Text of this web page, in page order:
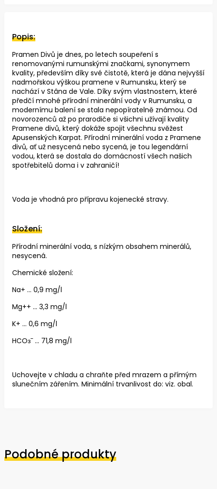
Popis:
Pramen Divů je dnes, po letech soupeření s
renomovanými rumunskými značkami, synonymem
kvality, především díky své čistotě, která je dána nejvyšší
nadmořskou výškou pramene v Rumunsku, který se
nachází v Stâna de Vale. Díky svým vlastnostem, které
předčí mnohé přírodní minerální vody v Rumunsku, a
modernímu balení se stala nepopíratelně známou. Od
novorozenců až po prarodiče si všichni užívají kvality
Pramene divů, který dokáže spojit všechnu svěžest
Apusenských Karpat. Přírodní minerální voda z Pramene
divů, ať už nesycená nebo sycená, je tou legendární
vodou, která se dostala do domácností všech našich
spotřebitelů doma i v zahraničí!
Voda je vhodná pro přípravu kojenecké stravy.
Složení:
Přírodní minerální voda, s nízkým obsahem minerálů,
nesycená.
Chemické složení:
Na+ ... 0,9 mg/l
Mg++ ... 3,3 mg/l
K+ ... 0,6 mg/l
HCOзˉ ... 71,8 mg/l
Uchovejte v chladu a chraňte před mrazem a přímým
slunečním zářením. Minimální trvanlivost do: viz. obal.
Podobné produkty